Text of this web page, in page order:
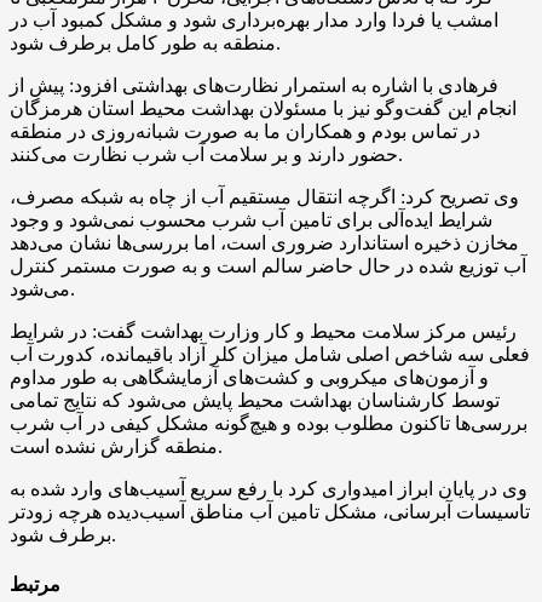
امشب یا فردا وارد مدار بهره‌برداری شود و مشکل کمبود آب در
منطقه به طور کامل برطرف شود.
فرهادی با اشاره به استمرار نظارت‌های بهداشتی افزود: پیش از
انجام این گفت‌وگو نیز با مسئولان بهداشت محیط استان هرمزگان
در تماس بودم و همکاران ما به صورت شبانه‌روزی در منطقه
حضور دارند و بر سلامت آب شرب نظارت می‌کنند.
وی تصریح کرد: اگرچه انتقال مستقیم آب از چاه به شبکه مصرف،
شرایط ایده‌آلی برای تامین آب شرب محسوب نمی‌شود و وجود
مخازن ذخیره استاندارد ضروری است، اما بررسی‌ها نشان می‌دهد
آب توزیع‌ شده در حال حاضر سالم است و به صورت مستمر کنترل
می‌شود.
رئیس مرکز سلامت محیط و کار وزارت بهداشت گفت: در شرایط
فعلی سه شاخص اصلی شامل میزان کلر آزاد باقیمانده، کدورت آب
و آزمون‌های میکروبی و کشت‌های آزمایشگاهی به طور مداوم
توسط کارشناسان بهداشت محیط پایش می‌شود که نتایج تمامی
بررسی‌ها تاکنون مطلوب بوده و هیچ‌گونه مشکل کیفی در آب شرب
منطقه گزارش نشده است.
وی در پایان ابراز امیدواری کرد با رفع سریع آسیب‌های وارد شده به
تاسیسات آبرسانی، مشکل تامین آب مناطق آسیب‌دیده هرچه زودتر
برطرف شود.
مرتبط